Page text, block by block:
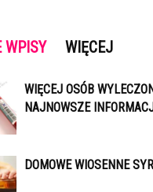
WPISY WIĘCEJ
WIĘCEJ OSÓB
NAJNOWSZE
DOMOWE WIOSENNE